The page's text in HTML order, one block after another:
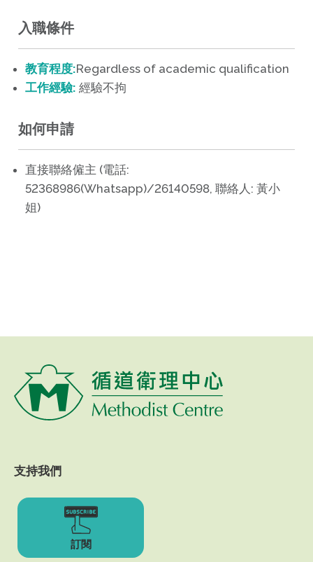
入職條件
教育程度:Regardless of academic qualification
工作經驗: 經驗不拘
如何申請
直接聯絡僱主 (電話:
52368986(Whatsapp)/26140598, 聯絡人: 黃小
姐)
支持我們
訂閱